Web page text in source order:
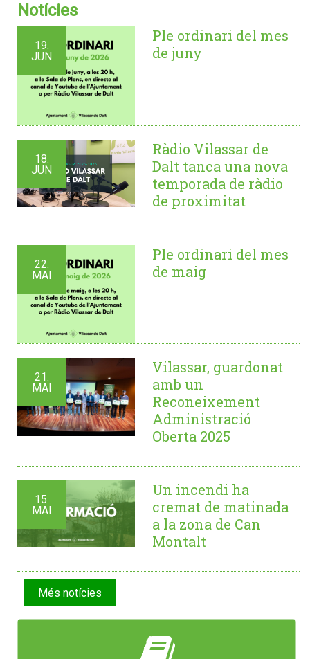
Notícies
19.
JUN
Ple ordinari del mes
de juny
18.
JUN
Ràdio Vilassar de
Dalt tanca una nova
temporada de ràdio
de proximitat
22.
MAI
Ple ordinari del mes
de maig
21.
MAI
Vilassar, guardonat
amb un
Reconeixement
Administració
Oberta 2025
15.
MAI
Un incendi ha
cremat de matinada
a la zona de Can
Montalt
Més notícies